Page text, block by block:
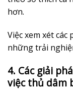
hơn.
Việc xem xét
những trải
4. Các giải
việc thủ dâm